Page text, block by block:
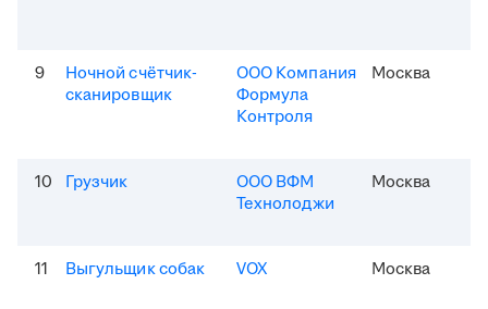
9
Ночной счётчик-
сканировщик
ООО Компания
Формула
Контроля
Москва
10 Грузчик
ООО ВФМ
Технолоджи
Москва
11 Выгульщик собак VOX Москва